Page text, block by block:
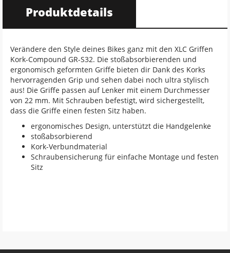
Produktdetails
Verändere den Style deines Bikes ganz mit den XLC Griffen
Kork-Compound GR-S32. Die stoßabsorbierenden und
ergonomisch geformten Griffe bieten dir Dank des Korks
hervorragenden Grip und sehen dabei noch ultra stylisch
aus! Die Griffe passen auf Lenker mit einem Durchmesser
von 22 mm. Mit Schrauben befestigt, wird sichergestellt,
dass die Griffe einen festen Sitz haben.
ergonomisches Design, unterstützt die Handgelenke
stoßabsorbierend
Kork-Verbundmaterial
Schraubensicherung für einfache Montage und festen
Sitz